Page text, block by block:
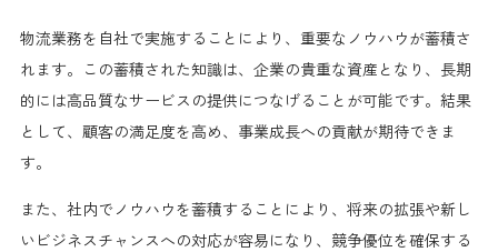
物流業務を自社で実施することにより、重要なノウハウが蓄積さ
れます。この蓄積された知識は、企業の貴重な資産となり、長期
的には高品質なサービスの提供につなげることが可能です。結果
として、顧客の満足度を高め、事業成長への貢献が期待できま
す。
また、社内でノウハウを蓄積することにより、将来の拡張や新し
いビジネスチャンスへの対応が容易になり、競争優位を確保する